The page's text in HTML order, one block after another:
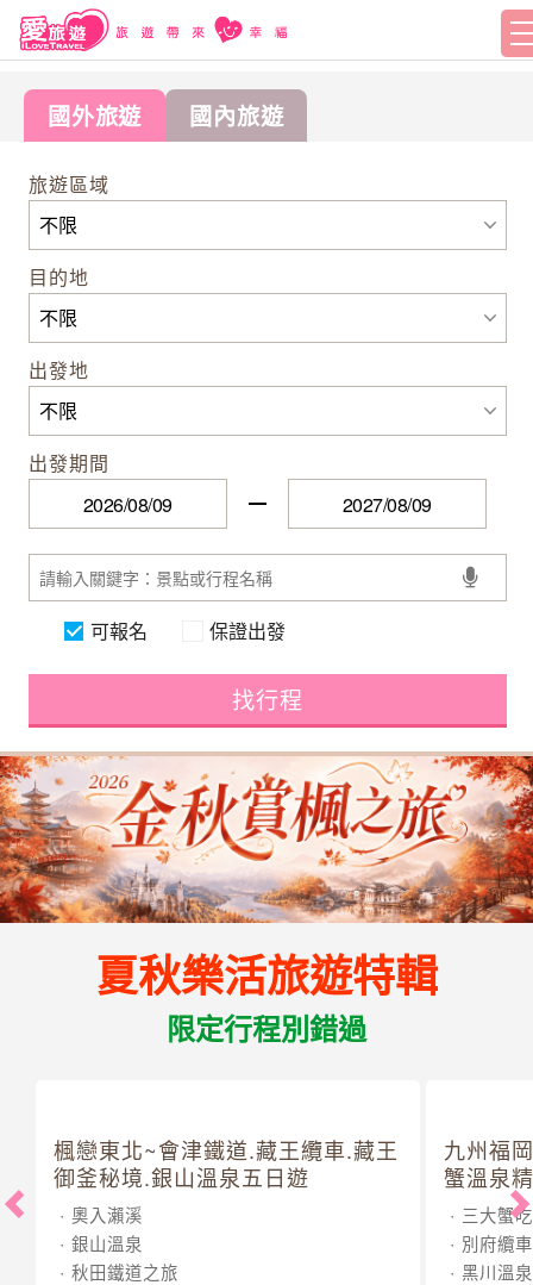
國外旅遊 國內旅遊
旅遊區域
目的地
出發地
出發期間
可報名 保證出發
找行程
夏秋樂活旅遊特輯
限定行程別錯過
楓戀東北~會津鐵道.藏王纜車.藏王
御釜秘境.銀山溫泉五日遊
奧入瀨溪
銀山溫泉
秋田鐵道之旅
九州福
蟹溫泉
三大蟹
別府纜車
黑川溫泉